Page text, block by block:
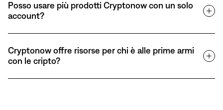
Posso usare più prodotti Cryptonow con un solo
account?
Cryptonow offre risorse per chi è alle prime armi
con le cripto?